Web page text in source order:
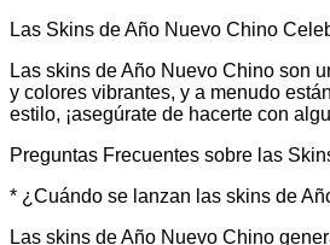
Las Skins de Año Nuevo Chino
Las skins de Año Nuevo Chino son
y colores vibrantes, y a menudo
estilo, ¡asegúrate de hacerte con
Preguntas Frecuentes sobre las
* ¿Cuándo se lanzan las skins de
Las skins de Año Nuevo Chino